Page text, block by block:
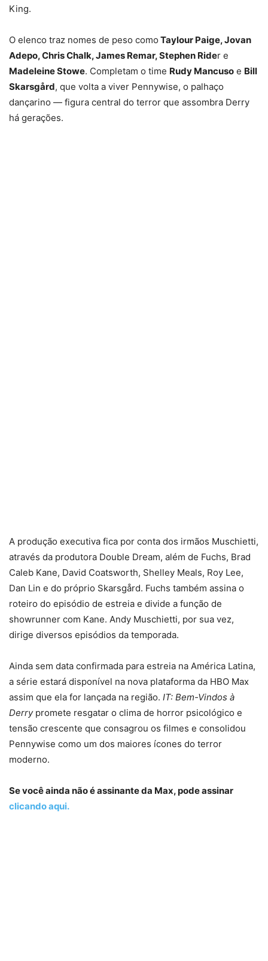
King.
O elenco traz nomes de peso como Taylour Paige, Jovan
Adepo, Chris Chalk, James Remar, Stephen Rider e
Madeleine Stowe. Completam o time Rudy Mancuso e Bill
Skarsgård, que volta a viver Pennywise, o palhaço
dançarino — figura central do terror que assombra Derry
há gerações.
A produção executiva fica por conta dos irmãos Muschietti,
através da produtora Double Dream, além de Fuchs, Brad
Caleb Kane, David Coatsworth, Shelley Meals, Roy Lee,
Dan Lin e do próprio Skarsgård. Fuchs também assina o
roteiro do episódio de estreia e divide a função de
showrunner com Kane. Andy Muschietti, por sua vez,
dirige diversos episódios da temporada.
Ainda sem data confirmada para estreia na América Latina,
a série estará disponível na nova plataforma da HBO Max
assim que ela for lançada na região. IT: Bem-Vindos à
Derrypromete resgatar o clima de horror psicológico e
tensão crescente que consagrou os filmes e consolidou
Pennywise como um dos maiores ícones do terror
moderno.
Se você ainda não é assinante da Max, pode assinar
clicando aqui.